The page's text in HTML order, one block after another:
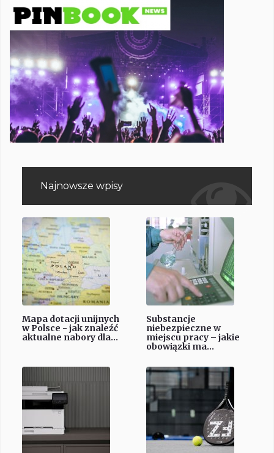
Najnowsze wpisy
Mapa dotacji unijnych
w Polsce - jak znaleźć
aktualne nabory dla...
Substancje
niebezpieczne w
miejscu pracy – jakie
obowiązki ma...